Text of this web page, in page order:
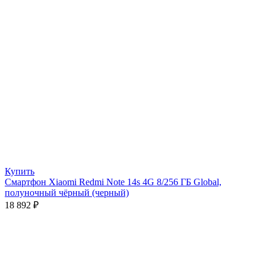
Купить
Смартфон Xiaomi Redmi Note 14s 4G 8/256 ГБ Global,
полуночный чёрный (черный)
18 892 ₽